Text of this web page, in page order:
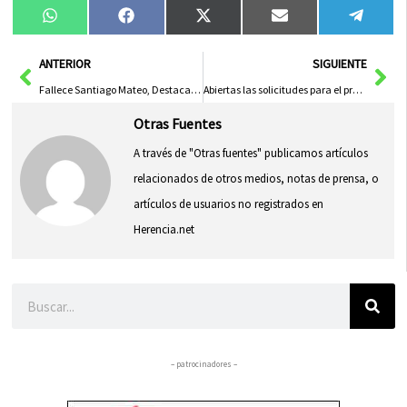
Compartir
en
WhatsAppCompartir
en
FacebookCompartir
en
X
(Twitter)
Compartir
en
Email
en
AntANTERIOR
Fallece Santiago Mateo, Destacado Empresario Conquense del Sector de Medios de Comunicación
SIGUIENTE
Abiertas las solicitudes para el programa Verano Joven 2025 desde este martes
Otras Fuentes
A través de "Otras fuentes" publicamos artículos
relacionados de otros medios, notas de prensa, o
artículos de usuarios no registrados en
Herencia.net
– patrocinadores –